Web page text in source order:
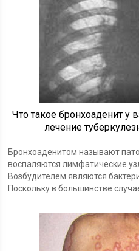
Что такое бронхоаденит у
лечение
Бронхоаденитом называют
воспаляются лимфатические
Возбудителем являются
Поскольку в большинстве